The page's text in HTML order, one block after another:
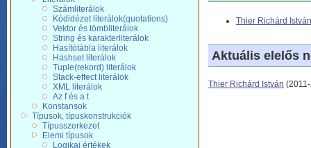
Számliterálok
Kódidézet literálok(quotations)
Vektor és tömbliterálok
String és karakterliterálok
Hasítótábla literálok
Hashset literálok
Tuple(rekord) literálok
Stack-effect literálok
XML literálok
Az f és a t
Konstansok
Típusok, típuskonstrukciók
Típusszerkezet
Elemi típusok
Logikai értékek
Thier Richárd István
Aktuális elelős
Thier Richárd István